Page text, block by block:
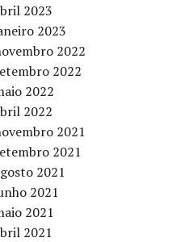
2023
2023
2022
2022
2022
2022
2021
2021
2021
2021
2021
2021